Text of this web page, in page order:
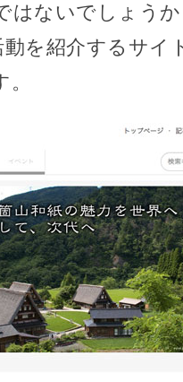
はないでしょう
を紹介するサイ